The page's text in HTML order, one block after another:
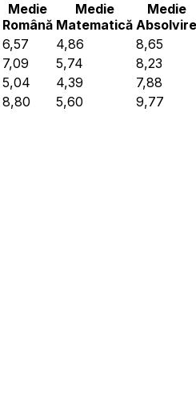
Medie
Română
Medie
Matematică
Medie
Absolvire
6,57 4,86
8,65
7,09 5,74
8,23
5,04 4,39
7,88
8,80 5,60
9,77